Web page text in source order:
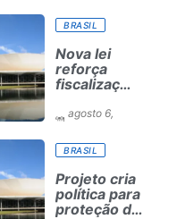
animais
divulgados
na
internet;
assista à
entrevista
BRASIL
Nova lei
reforça
fiscalização
mínimo do
agosto 6,
BRASIL
Projeto cria
política para
proteção de